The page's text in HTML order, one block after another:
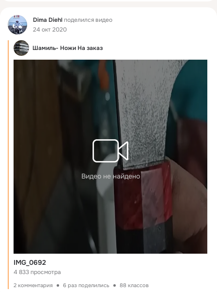
Фид Dima Diehlподелился видео
24 окт 2020
Шамиль- Ножи На заказ
Видео не найдено
IMG_0692
4 833 просмотра
2 комментария 6 раз поделились 88 классов